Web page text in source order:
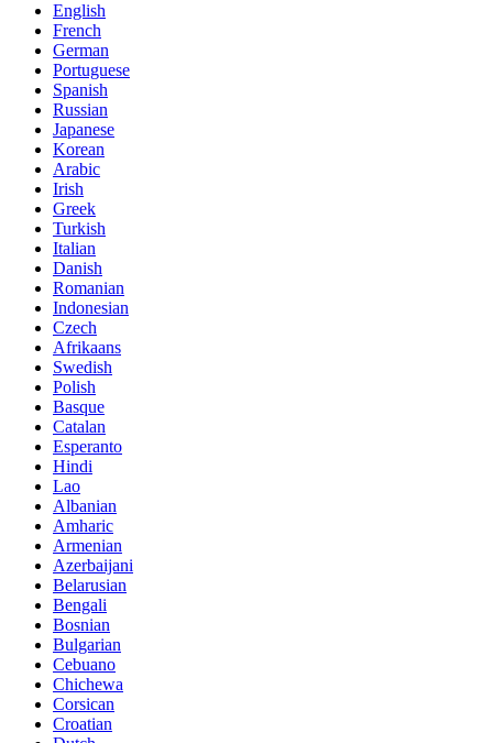
English
French
German
Portuguese
Spanish
Russian
Japanese
Korean
Arabic
Irish
Greek
Turkish
Italian
Danish
Romanian
Indonesian
Czech
Afrikaans
Swedish
Polish
Basque
Catalan
Esperanto
Hindi
Lao
Albanian
Amharic
Armenian
Azerbaijani
Belarusian
Bengali
Bosnian
Bulgarian
Cebuano
Chichewa
Corsican
Croatian